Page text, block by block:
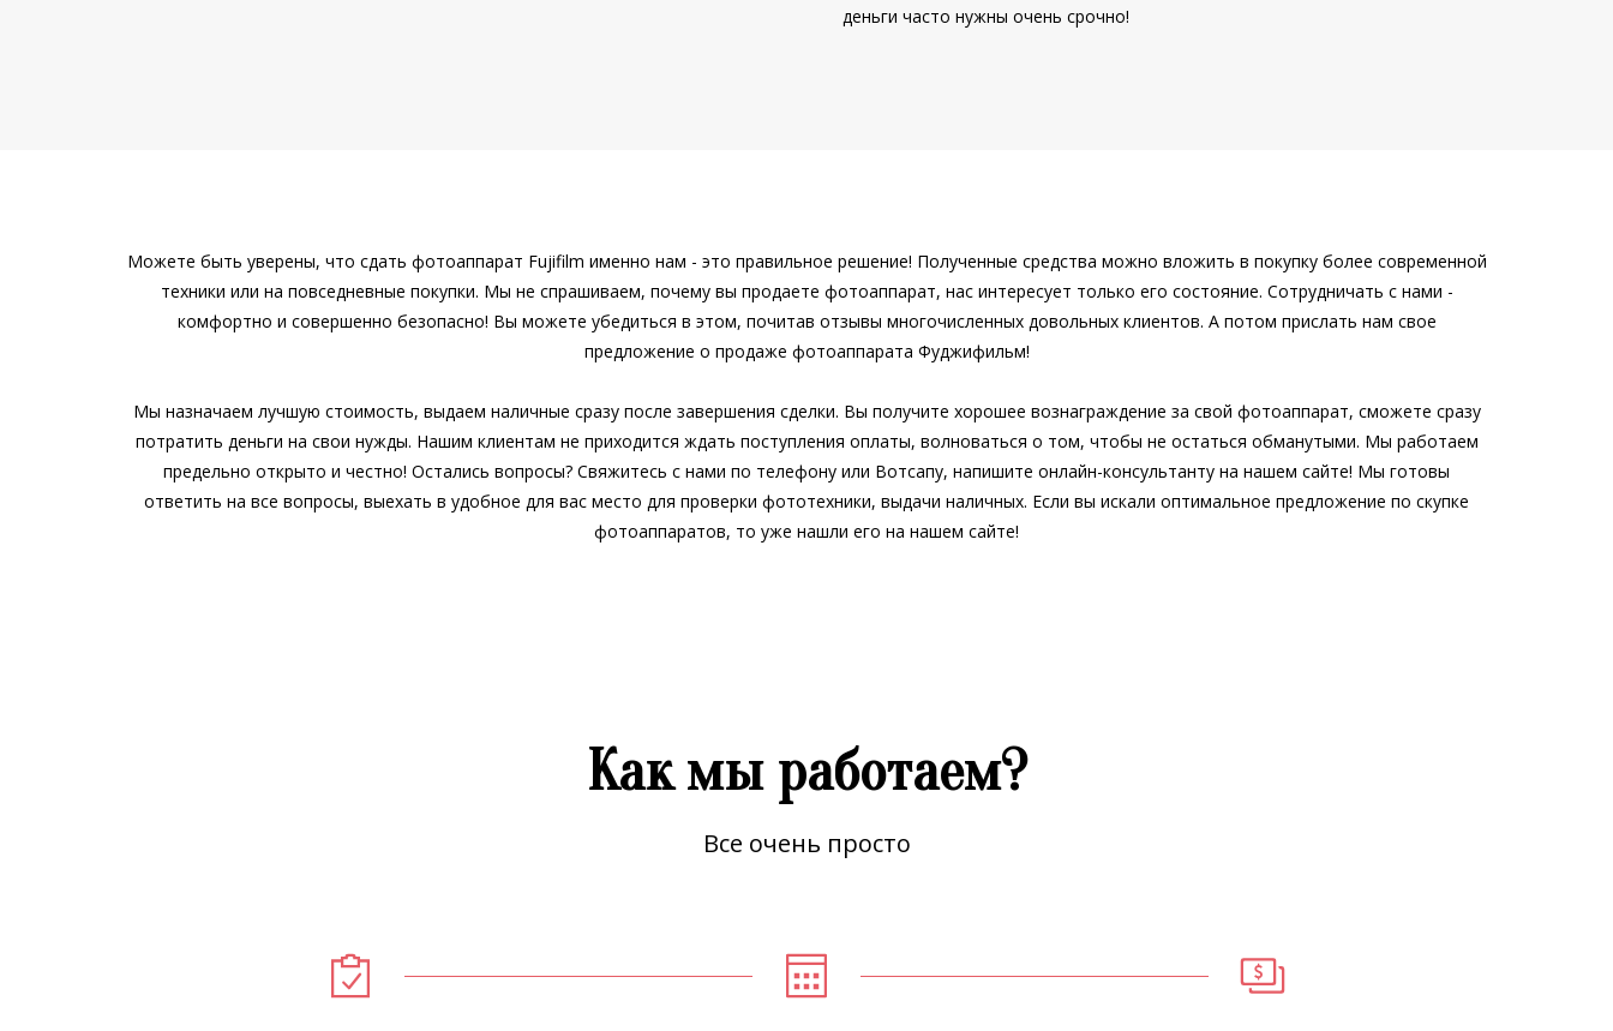
деньги часто нужны очень срочно!
Можете быть уверены, что сдать фотоаппарат Fujifilm именно нам - это правильное решение! Полученные средства можно вложить в покупку более современной
техники или на повседневные покупки. Мы не спрашиваем, почему вы продаете фотоаппарат, нас интересует только его состояние. Сотрудничать с нами -
комфортно и совершенно безопасно! Вы можете убедиться в этом, почитав отзывы многочисленных довольных клиентов. А потом прислать нам свое
предложение о продаже фотоаппарата Фуджифильм!
Мы назначаем лучшую стоимость, выдаем наличные сразу после завершения сделки. Вы получите хорошее вознаграждение за свой фотоаппарат, сможете сразу
потратить деньги на свои нужды. Нашим клиентам не приходится ждать поступления оплаты, волноваться о том, чтобы не остаться обманутыми. Мы работаем
предельно открыто и честно! Остались вопросы? Свяжитесь с нами по телефону или Вотсапу, напишите онлайн-консультанту на нашем сайте! Мы готовы
ответить на все вопросы, выехать в удобное для вас место для проверки фототехники, выдачи наличных. Если вы искали оптимальное предложение по скупке
фотоаппаратов, то уже нашли его на нашем сайте!
Как мы работаем?
Все очень просто